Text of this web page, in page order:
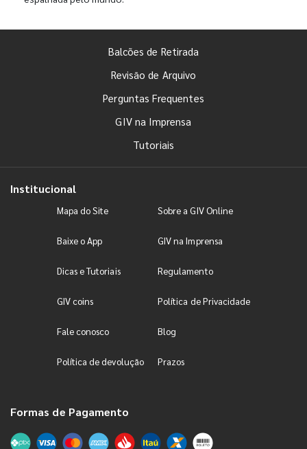
Balcões de Retirada
Revisão de Arquivo
Perguntas Frequentes
GIV na Imprensa
Tutoriais
Institucional
Mapa do Site Sobre a GIV Online
Baixe o App GIV na Imprensa
Dicas e Tutoriais Regulamento
GIV coins Política de Privacidade
Fale conosco Blog
Política de devolução Prazos
Formas de Pagamento